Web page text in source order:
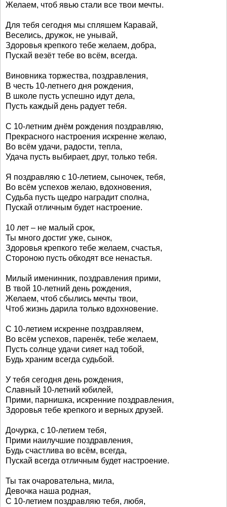
Желаем, чтоб явью стали все твои мечты.
Для тебя сегодня мы спляшем Каравай,
Веселись, дружок, не унывай,
Здоровья крепкого тебе желаем, добра,
Пускай везёт тебе во всём, всегда.
Виновника торжества, поздравления,
В честь 10-летнего дня рождения,
В школе пусть успешно идут дела,
Пусть каждый день радует тебя.
С 10-летним днём рождения поздравляю,
Прекрасного настроения искренне желаю,
Во всём удачи, радости, тепла,
Удача пусть выбирает, друг, только тебя.
Я поздравляю с 10-летием, сыночек, тебя,
Во всём успехов желаю, вдохновения,
Судьба пусть щедро наградит сполна,
Пускай отличным будет настроение.
10 лет – не малый срок,
Ты много достиг уже, сынок,
Здоровья крепкого тебе желаем, счастья,
Стороною пусть обходят все ненастья.
Милый именинник, поздравления прими,
В твой 10-летний день рождения,
Желаем, чтоб сбылись мечты твои,
Чтоб жизнь дарила только вдохновение.
С 10-летием искренне поздравляем,
Во всём успехов, паренёк, тебе желаем,
Пусть солнце удачи сияет над тобой,
Будь храним всегда судьбой.
У тебя сегодня день рождения,
Славный 10-летний юбилей,
Прими, парнишка, искренние поздравления,
Здоровья тебе крепкого и верных друзей.
Дочурка, с 10-летием тебя,
Прими наилучшие поздравления,
Будь счастлива во всём, всегда,
Пускай всегда отличным будет настроение.
Ты так очаровательна, мила,
Девочка наша родная,
С 10-летием поздравляю тебя, любя,